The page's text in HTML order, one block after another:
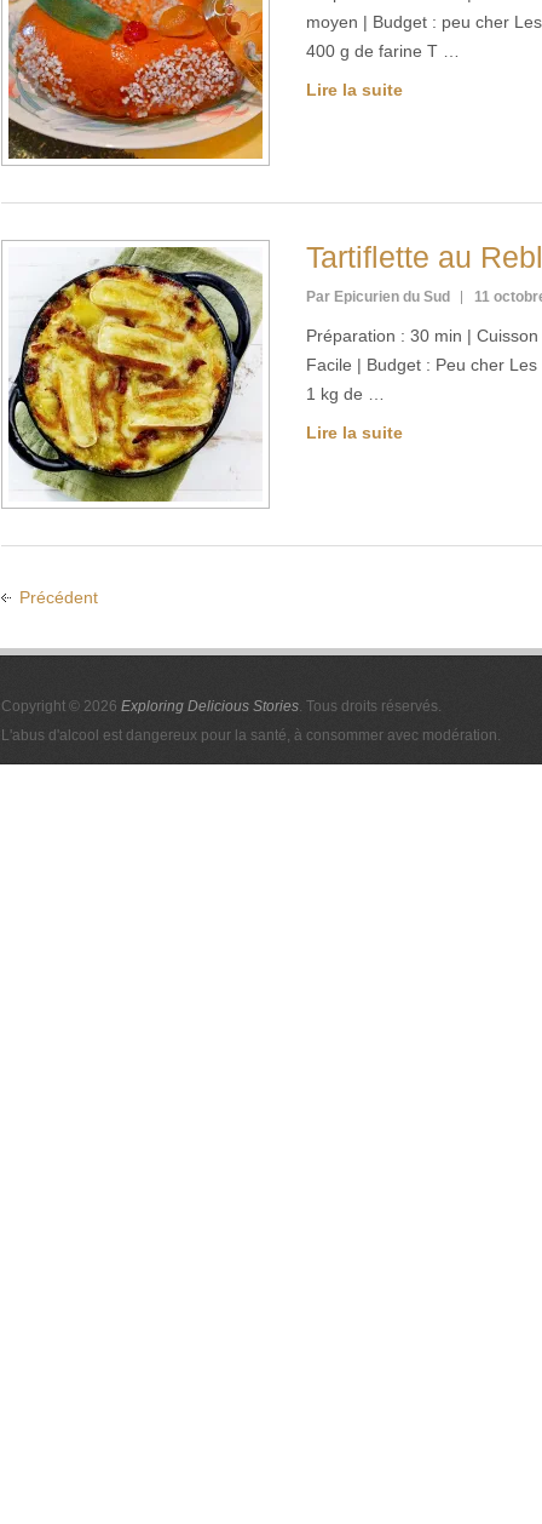
moyen | Budget : peu cher
400 g de farine T …
Lire la suite
Tartiflette au
Par Epicurien du Sud 11
Préparation : 30 min |
Facile | Budget : Peu cher
1 kg de …
Lire la suite
Précédent
Copyright © 2026 Exploring Delicious Stories. Tous droits réservés.
L'abus d'alcool est dangereux pour la santé, à consommer avec modération.